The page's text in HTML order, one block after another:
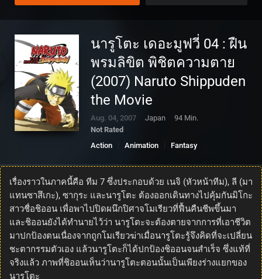
นารูโตะ เดอะมูฟวี่ 04 : ฝืน
พรมลิขิต พิชิตความตาย
(2007) Naruto Shippuden
the Movie
Aug. 04, 2007 Japan
94 Min.
Not Rated
Action
Animation Fantasy
เรื่องราวในภาคนี้คือ ทีม 7 ซึ่งประกอบด้วย เนจิ (หัวหน้าทีม), ลี (มา
แทนซาสึเกะ), ซากุระ และนารูโตะ ต้องออกเดินทางไปคุ้มกันมิโกะ
สาวชื่อชิออน เพื่อพาไปปิดผนึกปิศาจโมเรียวที่ฟื้นคืนชีพขึ้นมา
และชิออนยังได้ทำนายไว้ว่า นารูโตะจะต้องตายจากการที่เอาชีวิต
มาปกป้องตนเนื่องจากถูกโมเรียวฆ่าเมื่อนารูโตะรู้จึงคิดที่จะเปลี่ยน
ชะตากรรมตัวเอง แล้วนารูโตะก็ได้ปกป้องชิออนจนสำเร็จ ซึ่งแท้ที่
จริงแล้ว ภาพที่ชิออนเห็นว่านารูโตะตอนนั้นเป็นเพียงร่างแยกของ
นารูโตะ